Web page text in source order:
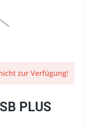
zur Verfügung!
PLUS